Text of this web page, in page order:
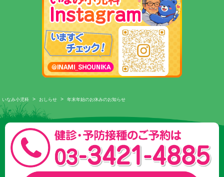
いなみ小児科 > おしらせ > 年末年始のお休みのお知らせ